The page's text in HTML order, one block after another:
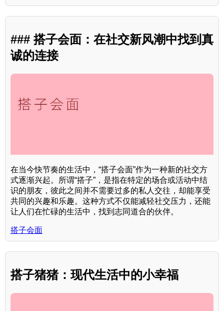
### 搭子会面：在社交新风潮中找到真
诚的连接
在当今快节奏的生活中，“搭子会面”作为一种新的社交方
式逐渐兴起。所谓“搭子”，是指在特定的场合或活动中结
识的朋友，彼此之间并不需要过多的私人交往，却能享受
共同的兴趣和乐趣。这种方式不仅能减轻社交压力，还能
让人们在忙碌的生活中，找到志同道合的伙伴。
搭子会面
搭子猪猪：现代生活中的小幸福